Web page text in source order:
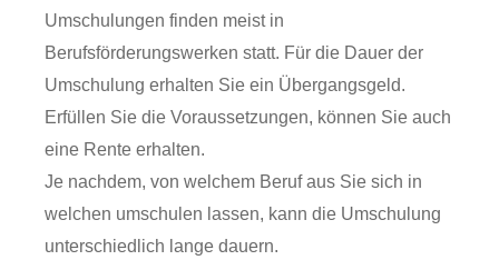
Umschulungen finden meist in
Berufsförderungswerken statt. Für die Dauer der
Umschulung erhalten Sie ein Übergangsgeld.
Erfüllen Sie die Voraussetzungen, können Sie auch
eine Rente erhalten.
Je nachdem, von welchem Beruf aus Sie sich in
welchen umschulen lassen, kann die Umschulung
unterschiedlich lange dauern.